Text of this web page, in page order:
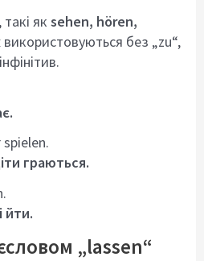
як sehen, hören,
без „zu“,
граються.
йти.
„lassen“